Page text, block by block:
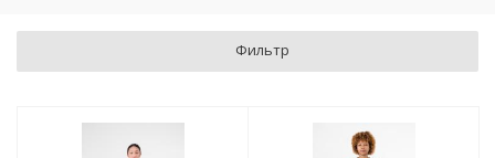
Фильтр